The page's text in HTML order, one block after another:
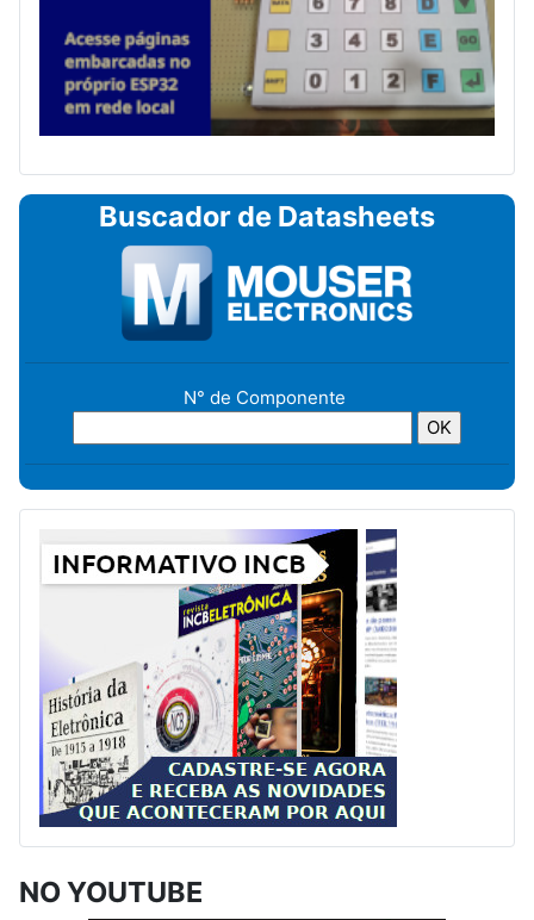
Buscador de Datasheets
N° de Componente
NO YOUTUBE